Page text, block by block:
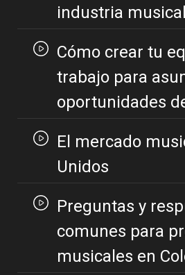
industria
Cómo crear tu
trabajo para
oportunidades
El mercado
Unidos
Preguntas y
comunes para
musicales en